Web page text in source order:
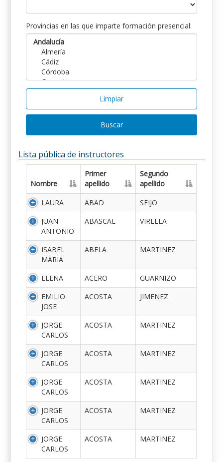
Provincias en las que imparte formación presencial:
Limpiar
Buscar
Lista pública de instructores
Nombre
Primer
apellido
Segundo
apellido
LAURA
ABAD
SEIJO
JUAN
ANTONIO
ABASCAL VIRELLA
ISABEL
MARIA
ABELA MARTINEZ
ELENA ACERO
GUARNIZO
EMILIO
JOSE
ACOSTA JIMENEZ
JORGE
CARLOS
ACOSTA MARTINEZ
JORGE
CARLOS
ACOSTA MARTINEZ
JORGE
CARLOS
ACOSTA MARTINEZ
JORGE
CARLOS
ACOSTA MARTINEZ
JORGE
CARLOS
ACOSTA MARTINEZ